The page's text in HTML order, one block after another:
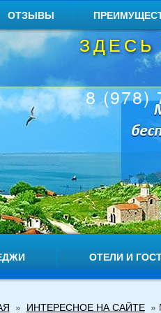
ОТЗЫВЫ
8 (978)
ОТЕЛИ И
» ИНТЕРЕСНОЕ НА САЙТЕ »